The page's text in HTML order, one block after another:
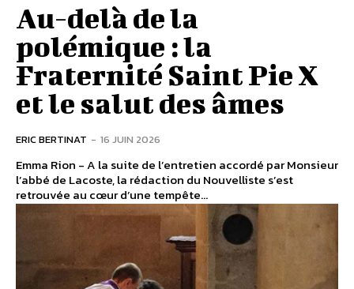
Au-delà de la
polémique : la
Fraternité Saint Pie X
et le salut des âmes
ERIC BERTINAT - 16 JUIN 2026
Emma Rion - A la suite de l’entretien accordé par Monsieur
l’abbé de Lacoste, la rédaction du Nouvelliste s’est
retrouvée au cœur d’une tempête...